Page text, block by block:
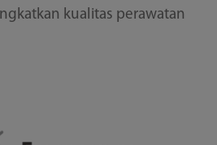
kualitas perawatan